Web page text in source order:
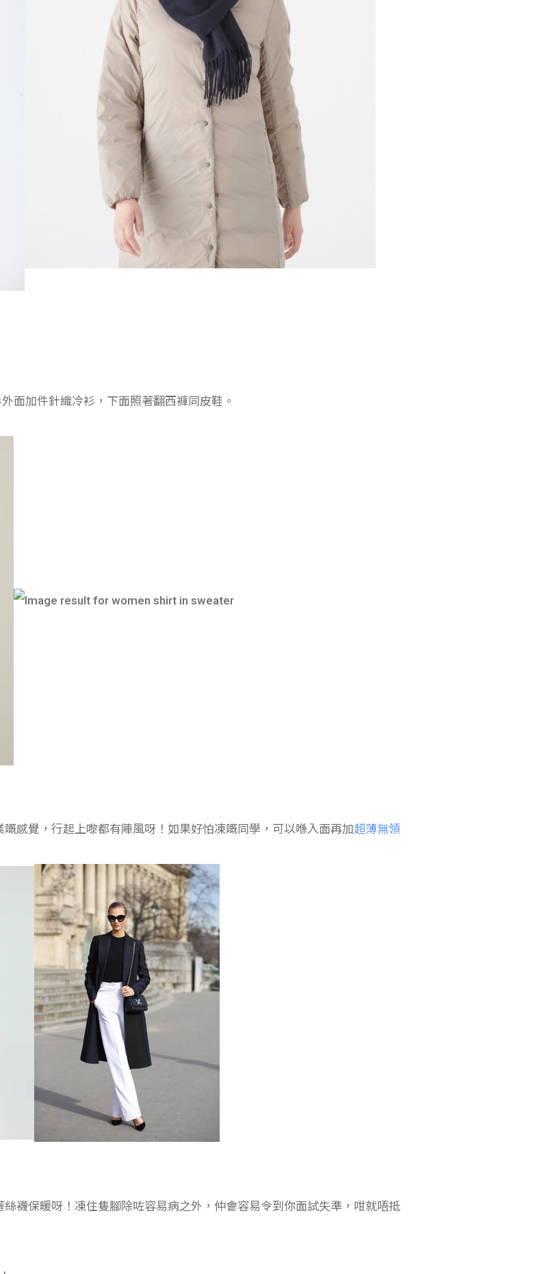
面加件針織冷衫，下面照著翻西褲同皮鞋。
感覺，行起上嚟都有陣風呀！如果好怕凍嘅同學，可以喺入面再加超薄無領
襪保暖呀！凍住隻腳除咗容易病之外，仲會容易令到你面試失準，咁就唔抵